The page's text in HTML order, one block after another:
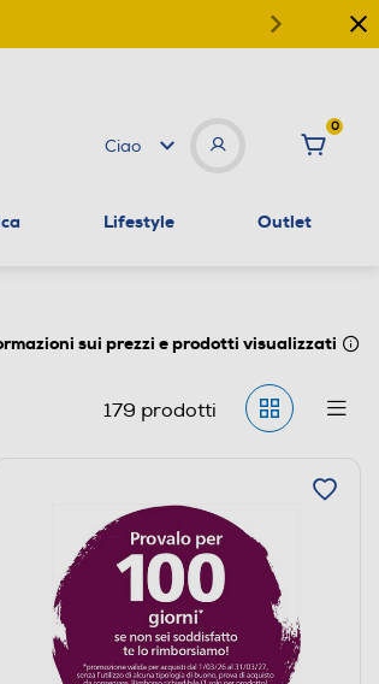
Ciao
0
Lifestyle Outlet
sui prezzi e prodotti visualizzati
179 prodotti